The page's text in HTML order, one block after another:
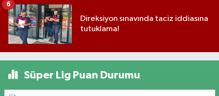
Direksiyon sınavında taciz iddiasına
tutuklama!
6
Süper Lig Puan Durumu